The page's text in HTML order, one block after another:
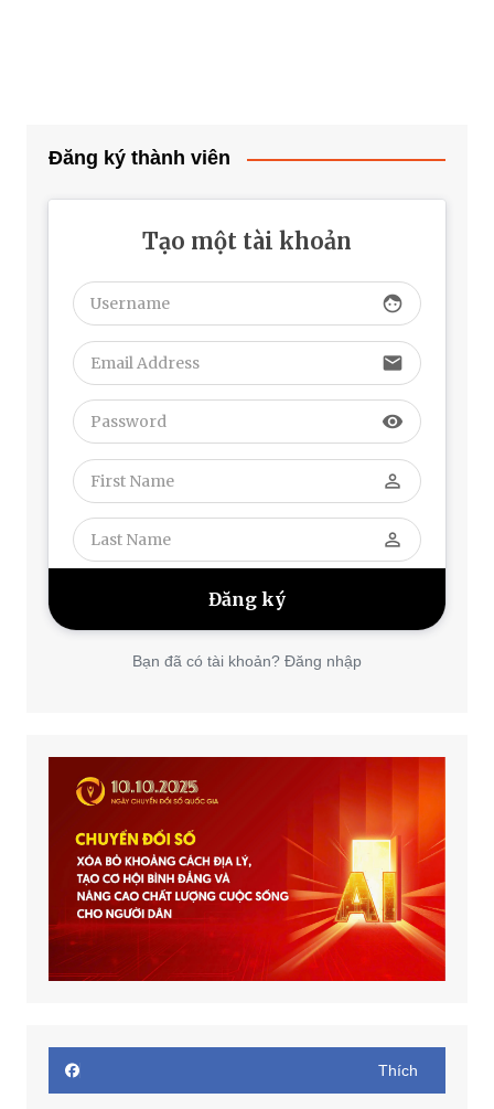
Đăng ký thành viên
Tạo một tài khoản
face
email
visibility
perm_identity
perm_identity
Bạn đã có tài khoản? Đăng nhập
Thích